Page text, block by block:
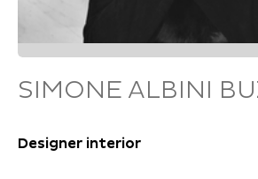
SIMONE ALBINI
Designer interior